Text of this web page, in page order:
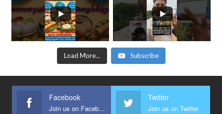
Load More... Subscribe
Facebook
Join us on Facebook
Twitter
Join us on Twitter